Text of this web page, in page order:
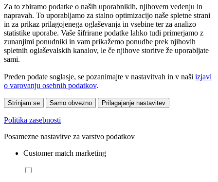
Za to zbiramo podatke o naših uporabnikih, njihovem vedenju in
napravah. To uporabljamo za stalno optimizacijo naše spletne strani
in za prikaz prilagojenega oglaševanja in vsebine ter za analizo
statistike uporabe. Vaše šifrirane podatke lahko tudi primerjamo z
zunanjimi ponudniki in vam prikažemo ponudbe prek njihovih
spletnih oglaševalskih kanalov, le če njihove storitve že uporabljate
sami.
Preden podate soglasje, se pozanimajte v nastavitvah in v naši izjavi
o varovanju osebnih podatkov.
Strinjam se Samo obvezno Prilagajanje nastavitev
Politika zasebnosti
Posamezne nastavitve za varstvo podatkov
Customer match marketing